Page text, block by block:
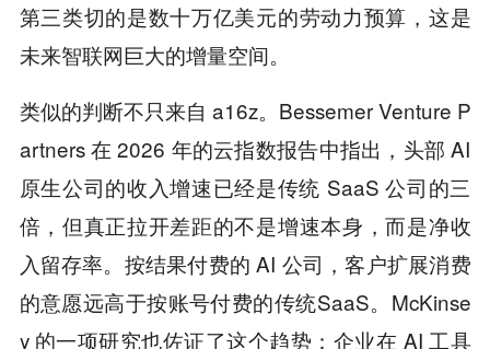
第三类切的是数十万亿美元的劳动力预算，这是
未来智联网巨大的增量空间。
类似的判断不只来自 a16z。Bessemer Venture P
artners 在 2026 年的云指数报告中指出，头部 AI
原生公司的收入增速已经是传统 SaaS 公司的三
倍，但真正拉开差距的不是增速本身，而是净收
入留存率。按结果付费的 AI 公司，客户扩展消费
的意愿远高于按账号付费的传统SaaS。McKinse
y 的一项研究也佐证了这个趋势：企业在 AI 工具